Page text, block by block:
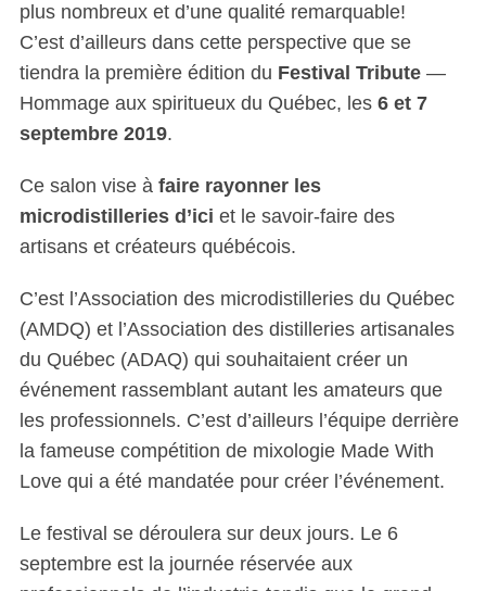
plus nombreux et d’une qualité remarquable!
C’est d’ailleurs dans cette perspective que se
tiendra la première édition du Festival Tribute—
Hommage aux spiritueux du Québec, les6 et 7
septembre 2019.
Ce salon vise à faire rayonner les
microdistilleries d’ici et le savoir-faire des
artisans et créateurs québécois.
C’est l’Association des microdistilleries du Québec
(AMDQ) et l’Association des distilleries artisanales
du Québec (ADAQ) qui souhaitaient créer un
événement rassemblant autant les amateurs que
les professionnels. C’est d’ailleurs l’équipe derrière
la fameuse compétition de mixologie Made With
Love qui a été mandatée pour créer l’événement.
Le festival se déroulera sur deux jours. Le 6
septembre est la journée réservée aux